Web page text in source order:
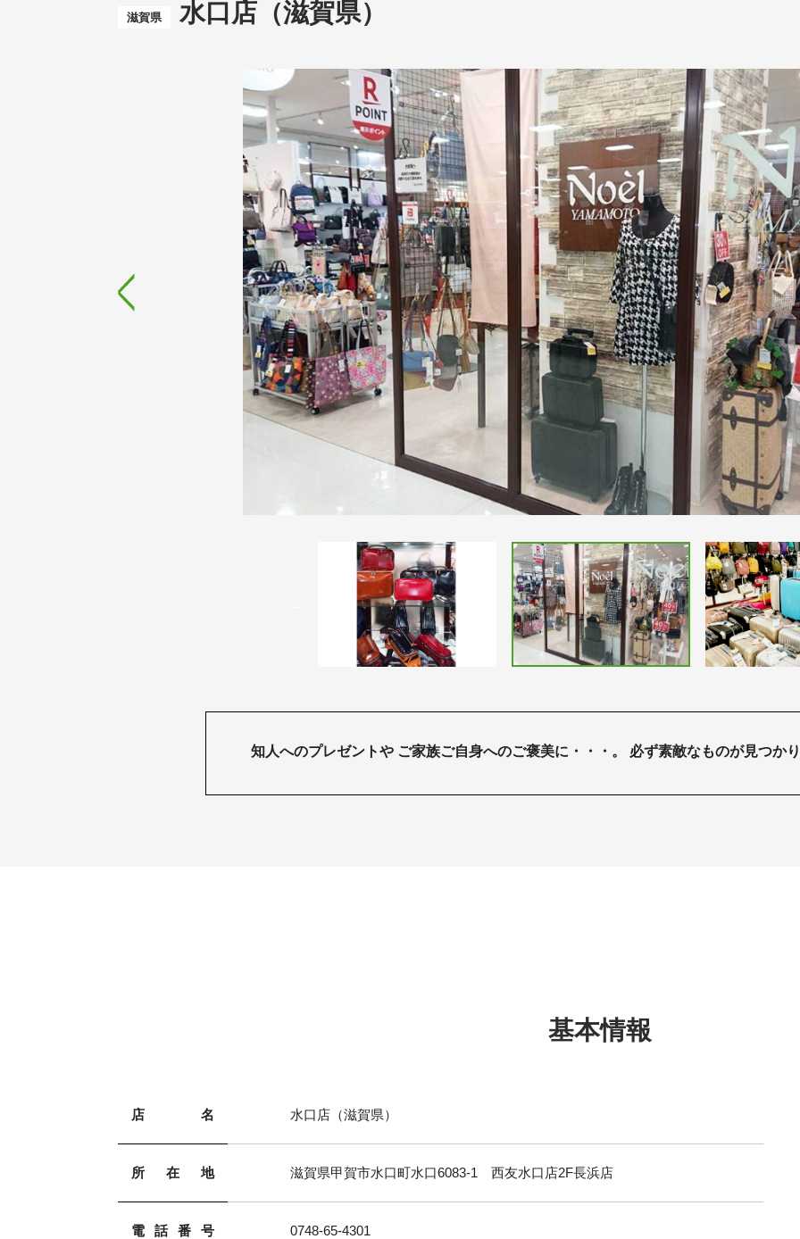
滋賀県 水口店（滋賀県）
知人へのプレゼントや ご家族ご自身へのご褒美に・・・。 必ず素敵なものが見つか
基本情報
店名 水口店（滋賀県）
所在地 滋賀県甲賀市水口町水口6083-1 西友水口店2F長浜店
電話番号 0748-65-4301